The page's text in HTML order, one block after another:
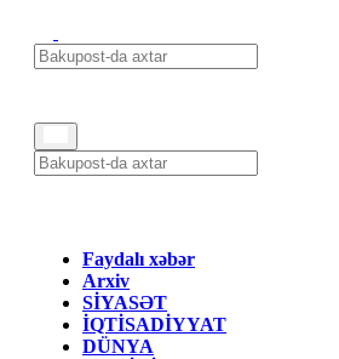
Faydalı xəbər
Arxiv
SİYASƏT
İQTİSADİYYAT
DÜNYA